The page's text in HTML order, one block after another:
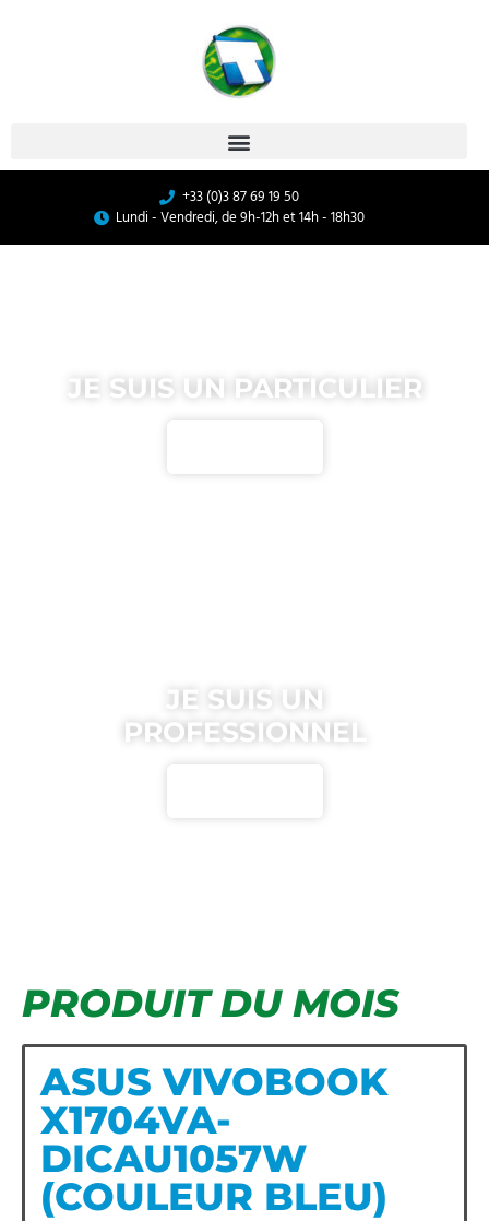
+33 (0)3 87 69 19 50
Lundi - Vendredi, de 9h-12h et 14h - 18h30
JE SUIS UN PARTICULIER
JE SUIS UN
PROFESSIONNEL
PRODUIT DU MOIS
ASUS VIVOBOOK
X1704VA-
DICAU1057W
(COULEUR BLEU)